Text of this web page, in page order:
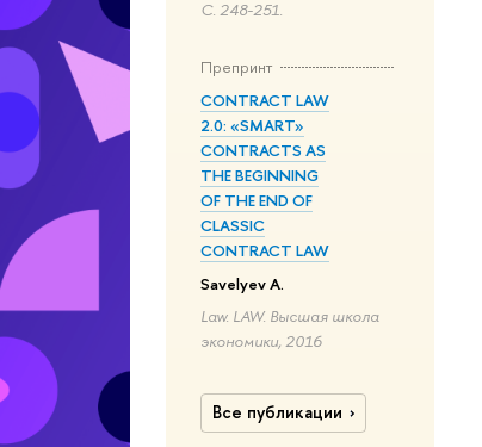
С. 248-251.
Препринт
CONTRACT LAW
2.0: «SMART»
CONTRACTS AS
THE BEGINNING
OF THE END OF
CLASSIC
CONTRACT LAW
Savelyev A.
Law. LAW. Высшая школа
экономики, 2016
Все публикации